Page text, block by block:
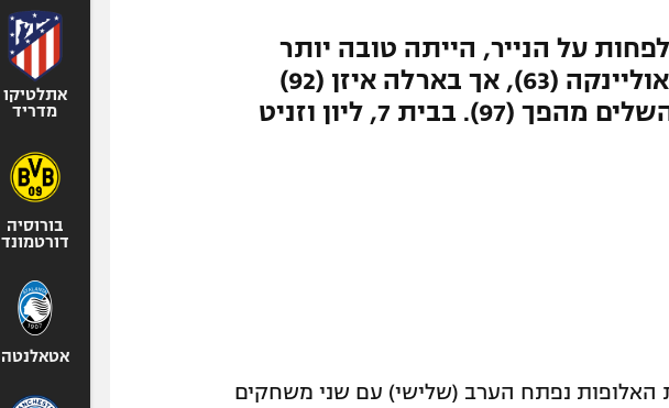
על הנייר, הייתה טובה יותר
ועלתה ליתרון מוצדק מרגליו של אוליינקה (63), אך בארלה איזן (92)
ולוקאקו פספס הזדמנות גדולה להשלים מהפך (97). בבית 7, ליון וזניט
האלופות נפתח הערב (שלישי) עם שני משחקים
אתלטיקו
מדריד
בורוסיה
דורטמונד
אטאלנטה